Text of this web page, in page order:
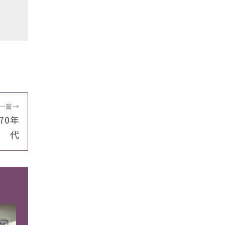
篇→
年
代